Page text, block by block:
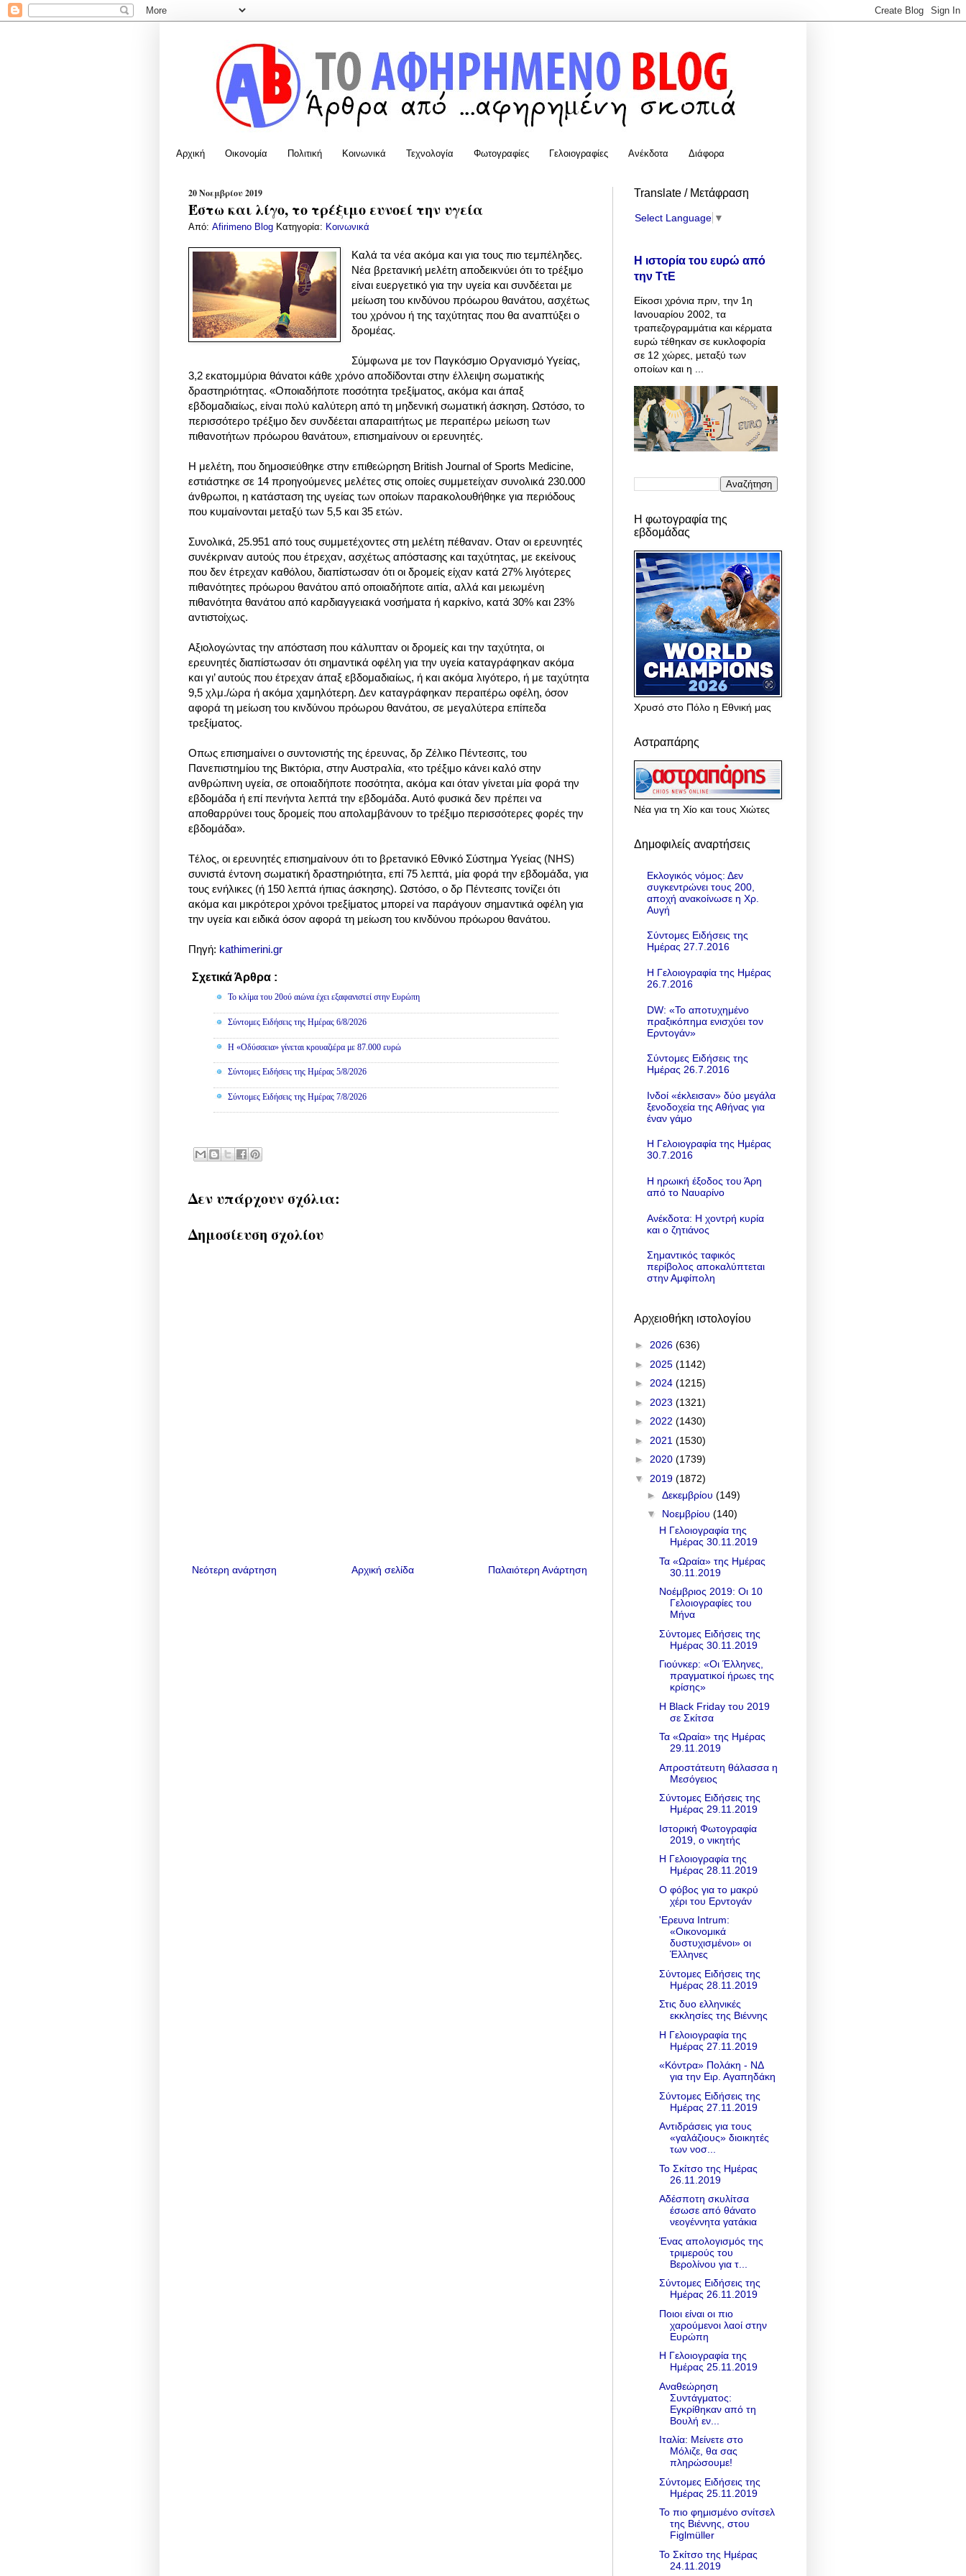
Αρχική Οικονομία Πολιτική Κοινωνικά Τεχνολογία Φωτογραφίες Γελοιογραφίες Ανέκδοτα Διάφορα
20 Νοεμβρίου 2019
Έστω και λίγο, το τρέξιμο ευνοεί την υγεία
Από: Afirimeno Blog Κατηγορία: Κοινωνικά
Καλά τα νέα ακόμα και για τους πιο τεμπέληδες.
Νέα βρετανική μελέτη αποδεικνύει ότι το τρέξιμο
είναι ευεργετικό για την υγεία και συνδέεται με
μείωση του κινδύνου πρόωρου θανάτου, ασχέτως
του χρόνου ή της ταχύτητας που θα αναπτύξει ο
δρομέας.
Σύμφωνα με τον Παγκόσμιο Οργανισμό Υγείας,
3,2 εκατομμύρια θάνατοι κάθε χρόνο αποδίδονται στην έλλειψη σωματικής
δραστηριότητας. «Οποιαδήποτε ποσότητα τρεξίματος, ακόμα και άπαξ
εβδομαδιαίως, είναι πολύ καλύτερη από τη μηδενική σωματική άσκηση. Ωστόσο, το
περισσότερο τρέξιμο δεν συνδέεται απαραιτήτως με περαιτέρω μείωση των
πιθανοτήτων πρόωρου θανάτου», επισημαίνουν οι ερευνητές.
Η μελέτη, που δημοσιεύθηκε στην επιθεώρηση British Journal of Sports Medicine,
εστιάστηκε σε 14 προηγούμενες μελέτες στις οποίες συμμετείχαν συνολικά 230.000
άνθρωποι, η κατάσταση της υγείας των οποίων παρακολουθήθηκε για περιόδους
που κυμαίνονται μεταξύ των 5,5 και 35 ετών.
Συνολικά, 25.951‌ από τους συμμετέχοντες στη μελέτη πέθαναν. Οταν οι ερευνητές
συνέκριναν αυτούς που έτρεχαν, ασχέτως απόστασης και ταχύτητας, με εκείνους
που δεν έτρεχαν καθόλου, διαπίστωσαν ότι οι δρομείς είχαν κατά 27% λιγότερες
πιθανότητες πρόωρου θανάτου από οποιαδήποτε αιτία, αλλά και μειωμένη
πιθανότητα θανάτου από καρδιαγγειακά νοσήματα ή καρκίνο, κατά 30% και 23%
αντιστοίχως.
Αξιολογώντας την απόσταση που κάλυπταν οι δρομείς και την ταχύτητα, οι
ερευνητές διαπίστωσαν ότι σημαντικά οφέλη για την υγεία καταγράφηκαν ακόμα
και γι’ αυτούς που έτρεχαν άπαξ εβδομαδιαίως, ή και ακόμα λιγότερο, ή με ταχύτητα
9,5 χλμ./ώρα ή ακόμα χαμηλότερη. Δεν καταγράφηκαν περαιτέρω οφέλη, όσον
αφορά τη μείωση του κινδύνου πρόωρου θανάτου, σε μεγαλύτερα επίπεδα
τρεξίματος.
Οπως επισημαίνει ο συντονιστής της έρευνας, δρ Ζέλικο Πέντεσιτς, του
Πανεπιστημίου της Βικτόρια, στην Αυστραλία, «το τρέξιμο κάνει καλό στην
ανθρώπινη υγεία, σε οποιαδήποτε ποσότητα, ακόμα και όταν γίνεται μία φορά την
εβδομάδα ή επί πενήντα λεπτά την εβδομάδα. Αυτό φυσικά δεν πρέπει να
αποθαρρύνει τους δρομείς που απολαμβάνουν το τρέξιμο περισσότερες φορές την
εβδομάδα».
Tέλος, οι ερευνητές επισημαίνουν ότι το βρετανικό Εθνικό Σύστημα Υγείας (NHS)
συνιστά έντονη σωματική δραστηριότητα, επί 75 λεπτά, μία φορά την εβδομάδα, για
τους ενήλικες (ή 150 λεπτά ήπιας άσκησης). Ωστόσο, ο δρ Πέντεσιτς τονίζει ότι
ακόμα και μικρότεροι χρόνοι τρεξίματος μπορεί να παράγουν σημαντικά οφέλη για
την υγεία και ειδικά όσον αφορά τη μείωση του κινδύνου πρόωρου θανάτου.
Πηγή: kathimerini.gr
Σχετικά Άρθρα :
Το κλίμα του 20ού αιώνα έχει εξαφανιστεί στην Ευρώπη
Σύντομες Ειδήσεις της Ημέρας 6/8/2026
Η «Οδύσσεια» γίνεται κρουαζιέρα με 87.000 ευρώ
Σύντομες Ειδήσεις της Ημέρας 5/8/2026
Σύντομες Ειδήσεις της Ημέρας 7/8/2026
Δεν υπάρχουν σχόλια:
Δημοσίευση σχολίου
Νεότερη ανάρτηση Παλαιότερη Ανάρτηση
Αρχική σελίδα
Translate / Μετάφραση
Select Language ▼
Η ιστορία του ευρώ από
την ΤτΕ
Είκοσι χρόνια πριν, την 1η
Ιανουαρίου 2002, τα
τραπεζογραμμάτια και κέρματα
ευρώ τέθηκαν σε κυκλοφορία
σε 12 χώρες, μεταξύ των
οποίων και η ...
Η φωτογραφία της
εβδομάδας
Χρυσό στο Πόλο η Εθνική μας
Αστραπάρης
Νέα για τη Χίο και τους Χιώτες
Δημοφιλείς αναρτήσεις
Εκλογικός νόμος: Δεν
συγκεντρώνει τους 200,
αποχή ανακοίνωσε η Χρ.
Αυγή
Σύντομες Ειδήσεις της
Ημέρας 27.7.2016
Η Γελοιογραφία της Ημέρας
26.7.2016
DW: «To αποτυχημένο
πραξικόπημα ενισχύει τον
Ερντογάν»
Σύντομες Ειδήσεις της
Ημέρας 26.7.2016
Ινδοί «έκλεισαν» δύο μεγάλα
ξενοδοχεία της Αθήνας για
έναν γάμο
Η Γελοιογραφία της Ημέρας
30.7.2016
Η ηρωική έξοδος του Άρη
από το Ναυαρίνο
Ανέκδοτα: Η χοντρή κυρία
και ο ζητιάνος
Σημαντικός ταφικός
περίβολος αποκαλύπτεται
στην Αμφίπολη
Αρχειοθήκη ιστολογίου
► 2026 (636)
► 2025 (1142)
► 2024 (1215)
► 2023 (1321)
► 2022 (1430)
► 2021 (1530)
► 2020 (1739)
▼ 2019 (1872)
► Δεκεμβρίου (149)
▼ Νοεμβρίου (140)
Η Γελοιογραφία της
Ημέρας 30.11.2019
Τα «Ωραία» της Ημέρας
30.11.2019
Νοέμβριος 2019: Οι 10
Γελοιογραφίες του
Μήνα
Σύντομες Ειδήσεις της
Ημέρας 30.11.2019
Γιούνκερ: «Οι Έλληνες,
πραγματικοί ήρωες της
κρίσης»
Η Black Friday του 2019
σε Σκίτσα
Τα «Ωραία» της Ημέρας
29.11.2019
Απροστάτευτη θάλασσα η
Μεσόγειος
Σύντομες Ειδήσεις της
Ημέρας 29.11.2019
Ιστορική Φωτογραφία
2019, ο νικητής
Η Γελοιογραφία της
Ημέρας 28.11.2019
Ο φόβος για το μακρύ
χέρι του Ερντογάν
'Ερευνα Intrum:
«Οικονομικά
δυστυχισμένοι» οι
Έλληνες
Σύντομες Ειδήσεις της
Ημέρας 28.11.2019
Στις δυο ελληνικές
εκκλησίες της Βιέννης
Η Γελοιογραφία της
Ημέρας 27.11.2019
«Κόντρα» Πολάκη - ΝΔ
για την Ειρ. Αγαπηδάκη
Σύντομες Ειδήσεις της
Ημέρας 27.11.2019
Αντιδράσεις για τους
«γαλάζιους» διοικητές
των νοσ...
Το Σκίτσο της Ημέρας
26.11.2019
Αδέσποτη σκυλίτσα
έσωσε από θάνατο
νεογέννητα γατάκια
Ένας απολογισμός της
τριμερούς του
Βερολίνου για τ...
Σύντομες Ειδήσεις της
Ημέρας 26.11.2019
Ποιοι είναι οι πιο
χαρούμενοι λαοί στην
Ευρώπη
Η Γελοιογραφία της
Ημέρας 25.11.2019
Αναθεώρηση
Συντάγματος:
Εγκρίθηκαν από τη
Βουλή εν...
Ιταλία: Μείνετε στο
Μόλιζε, θα σας
πληρώσουμε!
Σύντομες Ειδήσεις της
Ημέρας 25.11.2019
Το πιο φημισμένο σνίτσελ
της Βιέννης, στου
Figlmüller
Το Σκίτσο της Ημέρας
24.11.2019